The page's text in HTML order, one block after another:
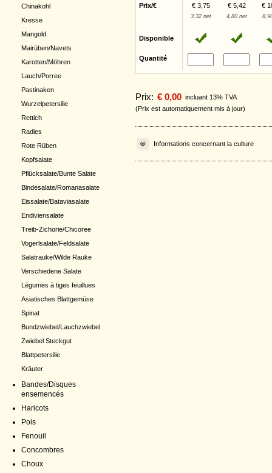
Chinakohl
Kresse
Mangold
Mairüben/Navets
Karotten/Möhren
Lauch/Porree
Pastinaken
Wurzelpetersilie
Rettich
Radies
Rote Rüben
Kopfsalate
Pflücksalate/Bunte Salate
Bindesalate/Romanasalate
Eissalate/Bataviasalate
Endiviensalate
Treib-Zichorie/Chicoree
Vogerlsalate/Feldsalate
Salatrauke/Wilde Rauke
Verschiedene Salate
Légumes à tiges feuillues
Asiatisches Blattgemüse
Spinat
Bundzwiebel/Lauchzwiebel
Zwiebel Steckgut
Blattpetersilie
Kräuter
Bandes/Disques
ensemencés
Haricots
Pois
Fenouil
Concombres
Choux
Prix/€ € 3,75 € 5,42 €
3,32 net 4,80 net
Disponible
Quantité
Prix: € 0,00 incluant 13% TVA
(Prix est automatiquement mis à jour)
Informations concernant la culture